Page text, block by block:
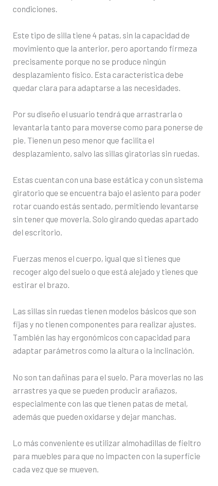
condiciones.
Este tipo de silla tiene 4 patas, sin la capacidad de
movimiento que la anterior, pero aportando firmeza
precisamente porque no se produce ningún
desplazamiento físico. Esta característica debe
quedar clara para adaptarse a las necesidades.
Por su diseño el usuario tendrá que arrastrarla o
levantarla tanto para moverse como para ponerse de
pie. Tienen un peso menor que facilita el
desplazamiento, salvo las sillas giratorias sin ruedas.
Estas cuentan con una base estática y con un sistema
giratorio que se encuentra bajo el asiento para poder
rotar cuando estás sentado, permitiendo levantarse
sin tener que moverla. Solo girando quedas apartado
del escritorio.
Fuerzas menos el cuerpo, igual que si tienes que
recoger algo del suelo o que está alejado y tienes que
estirar el brazo.
Las sillas sin ruedas tienen modelos básicos que son
fijas y no tienen componentes para realizar ajustes.
También las hay ergonómicos con capacidad para
adaptar parámetros como la altura o la inclinación.
No son tan dañinas para el suelo. Para moverlas no las
arrastres ya que se pueden producir arañazos,
especialmente con las que tienen patas de metal,
además que pueden oxidarse y dejar manchas.
Lo más conveniente es utilizar almohadillas de fieltro
para muebles para que no impacten con la superficie
cada vez que se mueven.